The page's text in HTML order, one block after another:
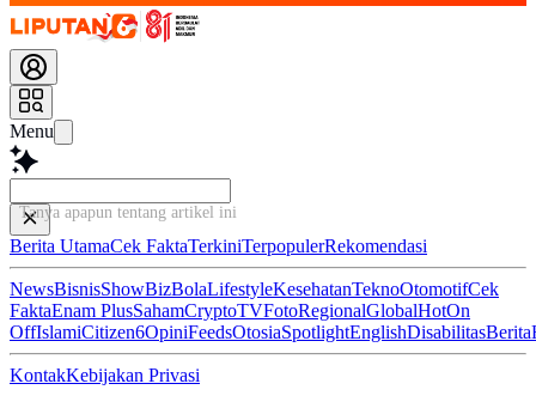
Menu
Tanya apapun tentang artikel in
Berita UtamaCek FaktaTerkiniTerpopulerRekomendasi
NewsBisnisShowBizBolaLifestyleKesehatanTeknoOtomotifCek
FaktaEnam PlusSahamCryptoTVFotoRegionalGlobalHotOn
OffIslamiCitizen6OpiniFeedsOtosiaSpotlightEnglishDisabilitasBerita
KontakKebijakan Privasi